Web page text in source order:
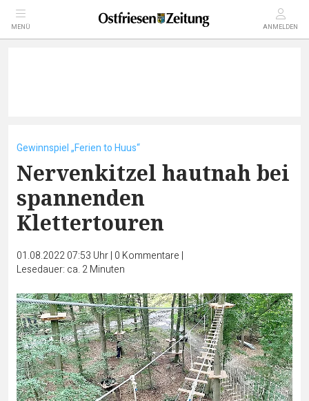
MENÜ ANMELDEN
Gewinnspiel „Ferien to Huus“
Nervenkitzel hautnah bei
spannenden
Klettertouren
01.08.2022 07:53 Uhr| 0 Kommentare |
Lesedauer: ca. 2 Minuten